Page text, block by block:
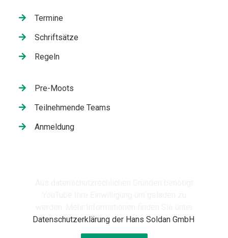
Termine
Schriftsätze
Regeln
Pre-Moots
Teilnehmende Teams
Anmeldung
Datenschutzerklärung der Hans Soldan GmbH.